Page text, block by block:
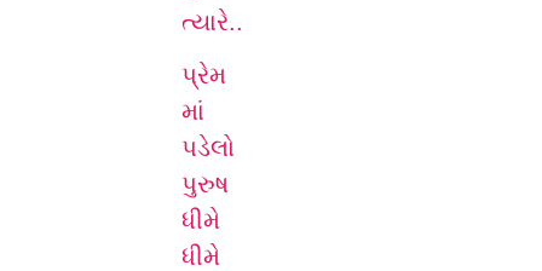
ત્યારે..
પ્રેમ
માં
પડેલો
પુરુષ
ધીમે
ધીમે